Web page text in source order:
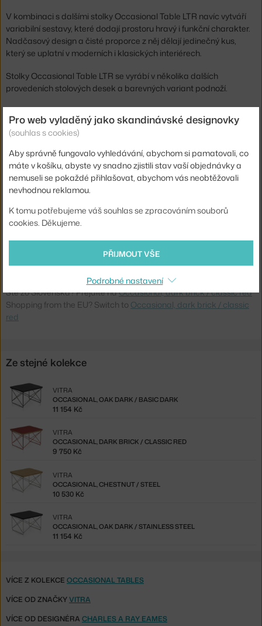
V kombinaci s dalšími stolky Occasional Table LTR navíc vytváří
variabilní sestavy, které dodají prostoru hravý i funkční charakter.
Nadčasový design a čisté proporce z něj dělají jedinečný kus,
který se uplatní v moderních i klasických interiérech.
Stolky Occasional Table LTR se vyrábí v několika dalších
provedeních stolových desek a barevných variant podnoží.
Výška:
25 cm
Délka:
39,5 cm
Šířka:
34 cm
Barva:
červená, cihlová
Materiál:
práškově lakovaná ocel, laminát, linoleum
Podnož:
kov
Tvar stolu:
obdélník
Kód produktu VIT-20119527
Ste zo Slovenska? Prejdite naOccasional, dark brick / classic red
Shopping from the EU? Switch to Occasional, dark brick / classic
red
Ze stejné kolekce
OCCASIONAL, OAK DARK / BASIC DARK
VITRA
11 154 Kč
OCCASIONAL, DARK BRICK / CLASSIC RED
VITRA
9 750 Kč
OCCASIONAL, CHESTNUT / STEEL
VITRA
10 530 Kč
OCCASIONAL, OAK DARK / STAINLESS STEEL
VITRA
11 154 Kč
VÍCE Z KOLEKCE OCCASIONAL TABLES
VÍCE OD ZNAČKYVITRA
VÍCE OD DESIGNÉRA CHARLES A RAY EAMES
Pro web vyladěný jako skandinávské designovky
(souhlas s cookies)
Aby správně fungovalo vyhledávání, abychom si pamatovali, co
máte v košíku, abyste vy snadno zjistili stav vaší objednávky a
nemuseli se pokaždé přihlašovat, abychom vás neobtěžovali
nevhodnou reklamou.
K tomu potřebujeme váš souhlas se zpracováním souborů
cookies. Děkujeme.
PŘIJMOUT VŠE
Podrobné nastavení